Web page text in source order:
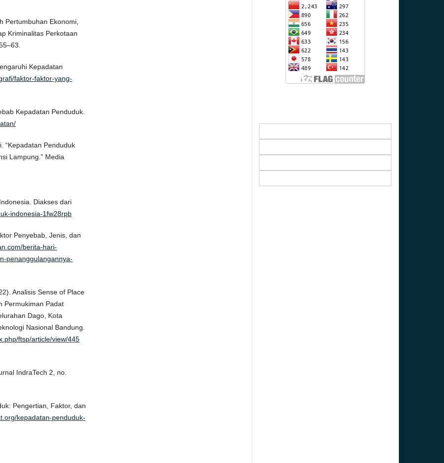
Pertumbuhan Ekonomi,
Kriminalitas Perkotaan
Kepadatan
faktor-faktor-yang-
Kepadatan Penduduk.
“Kepadatan Penduduk
Lampung.” Media
Diakses dari
indonesia-1fw28rpb
Penyebab, Jenis, dan
berita-hari-
penanggulangannya-
Analisis Sense of Place
Permukiman Padat
Dago, Kota
Nasional Bandung.
ftsp/article/view/445
IndraTech 2, no.
Pengertian, Faktor, dan
kepadatan-penduduk-